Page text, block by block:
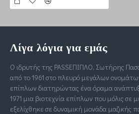
Λίγα λόγια για εμάς
Ο ιδρυτής της PASSΕΠΙΠΛΟ, Σωτήρης
από το 1961 στο πλευρό μεγάλων
επίπλων διατηρώντας ένα όραμα
1971 μια βιοτεχνία επίπλων που μόλις σε
εξελίχθηκε σε δυναμική μονάδα μαζικής